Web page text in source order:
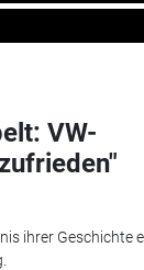
VW-
ihrer Geschichte